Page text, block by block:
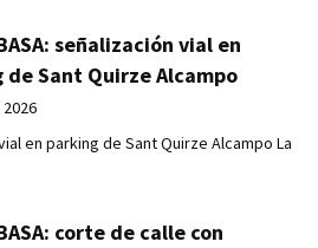
señalización vial en
de Sant Quirze Alcampo
en parking de Sant Quirze Alcampo La
corte de calle con